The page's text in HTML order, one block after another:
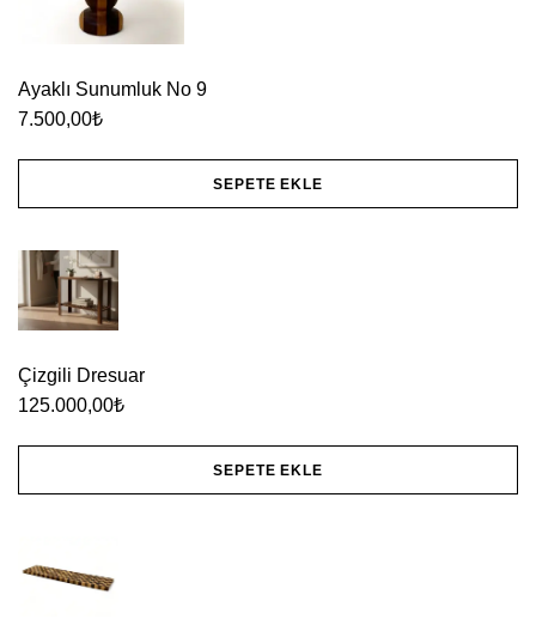
Ayaklı Sunumluk No 9
7.500,00₺
SEPETE EKLE
Çizgili Dresuar
125.000,00₺
SEPETE EKLE